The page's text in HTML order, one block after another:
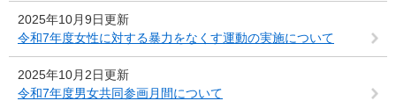
2025年10月9日更新
令和7年度女性に対する暴力をなくす運動の実施について
2025年10月2日更新
令和7年度男女共同参画月間について